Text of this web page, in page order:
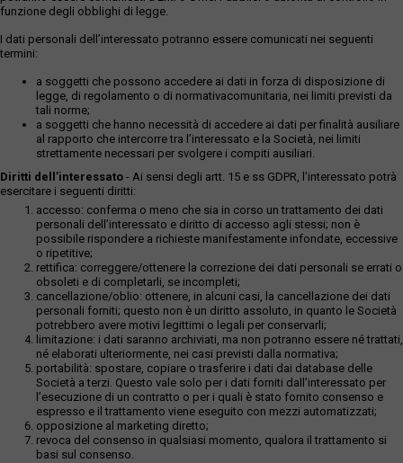
funzione degli obblighi di legge.
I dati personali dell’interessato potranno essere comunicati nei seguenti
termini:
a soggetti che possono accedere ai dati in forza di disposizione di
legge, di regolamento o di normativacomunitaria, nei limiti previsti da
tali norme;
a soggetti che hanno necessità di accedere ai dati per finalità ausiliare
al rapporto che intercorre tra l’interessato e la Società, nei limiti
strettamente necessari per svolgere i compiti ausiliari.
Diritti dell’interessato - Ai sensi degli artt. 15 e ss GDPR, l’interessato potrà
esercitare i seguenti diritti:
accesso: conferma o meno che sia in corso un trattamento dei dati
personali dell’interessato e diritto di accesso agli stessi; non è
possibile rispondere a richieste manifestamente infondate, eccessive
o ripetitive;
rettifica: correggere/ottenere la correzione dei dati personali se errati o
obsoleti e di completarli, se incompleti;
cancellazione/oblio: ottenere, in alcuni casi, la cancellazione dei dati
personali forniti; questo non è un diritto assoluto, in quanto le Società
potrebbero avere motivi legittimi o legali per conservarli;
limitazione: i dati saranno archiviati, ma non potranno essere né trattati,
né elaborati ulteriormente, nei casi previsti dalla normativa;
portabilità: spostare, copiare o trasferire i dati dai database delle
Società a terzi. Questo vale solo per i dati forniti dall’interessato per
l’esecuzione di un contratto o per i quali è stato fornito consenso e
espresso e il trattamento viene eseguito con mezzi automatizzati;
opposizione al marketing diretto;
revoca del consenso in qualsiasi momento, qualora il trattamento si
basi sul consenso.